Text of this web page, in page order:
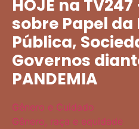
HOJE na
sobre Papel
Pública,
Governos
PANDEMIA
Gênero e Cuidado
Gênero, raça e equidade